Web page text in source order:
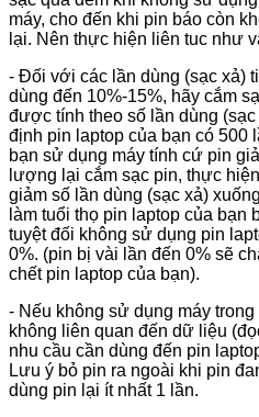
máy, cho đến khi pin báo còn
lại. Nên thực hiện liên tuc như
- Đối với các lần dùng (sạc xả)
dùng đến 10%-15%, hãy cắm
được tính theo số lần dùng
định pin laptop của bạn có 500
bạn sử dụng máy tính cứ pin
lượng lại cắm sạc pin, thực
giảm số lần dùng (sạc xả)
làm tuổi thọ pin laptop của bạn
tuyệt đối không sử dụng pin
0%. (pin bị vài lần đến 0% sẽ
chết pin laptop của bạn).
- Nếu không sử dụng máy
không liên quan đến dữ liệu
nhu cầu cần dùng đến pin
Lưu ý bỏ pin ra ngoài khi pin
dùng pin lại ít nhất 1 lần.